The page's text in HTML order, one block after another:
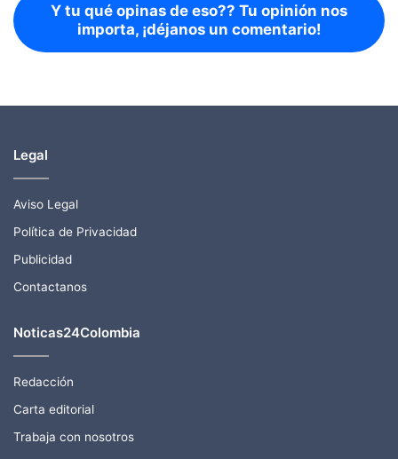
Y tu qué opinas de eso?? Tu opinión nos
importa, ¡déjanos un comentario!
Legal
Aviso Legal
Política de Privacidad
Publicidad
Contactanos
Noticas24Colombia
Redacción
Carta editorial
Trabaja con nosotros